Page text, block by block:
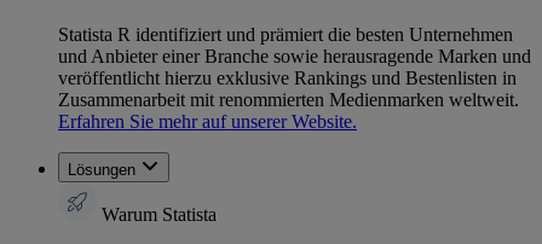
Statista R identifiziert und prämiert die besten Unternehmen
und Anbieter einer Branche sowie herausragende Marken und
veröffentlicht hierzu exklusive Rankings und Bestenlisten in
Zusammenarbeit mit renommierten Medienmarken weltweit.
Erfahren Sie mehr auf unserer Website.
Lösungen
Warum Statista